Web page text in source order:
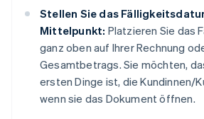
Stellen Sie das
Mittelpunkt: Platzieren Sie das
ganz oben auf Ihrer Rechnung
Gesamtbetrags. Sie möchten,
ersten Dinge ist, die Kundinnen/
wenn sie das Dokument öffnen.